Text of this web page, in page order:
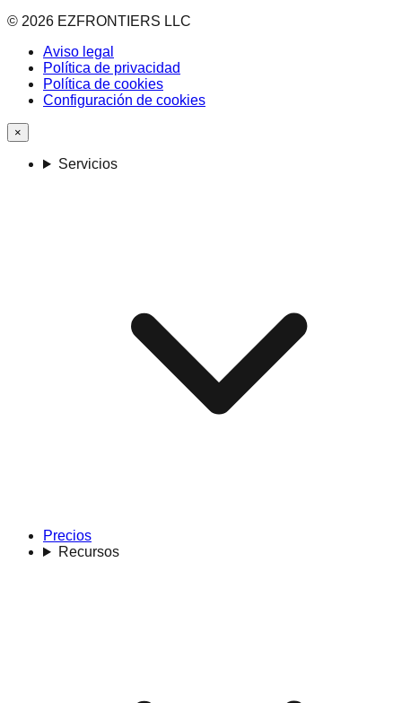
© 2026 EZFRONTIERS LLC
Aviso legal
Política de privacidad
Política de cookies
Configuración de cookies
×
Servicios
Precios
Recursos